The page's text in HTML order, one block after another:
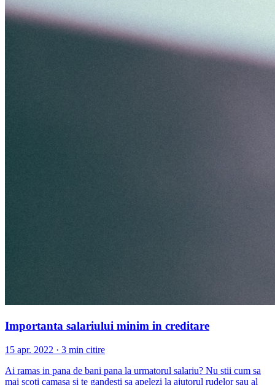
Importanta salariului minim in creditare
15 apr. 2022 · 3 min citire
Ai ramas in pana de bani pana la urmatorul salariu? Nu stii cum sa
mai scoti camasa si te gandesti sa apelezi la ajutorul rudelor sau al